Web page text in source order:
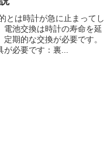
とは時計が急に止まってし
電池交換は時計の寿命を延
期的な交換が必要です。
必要です：裏...